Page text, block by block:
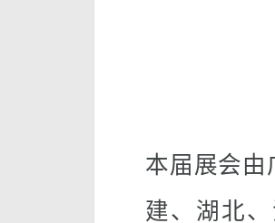
本届展会由
建、湖北